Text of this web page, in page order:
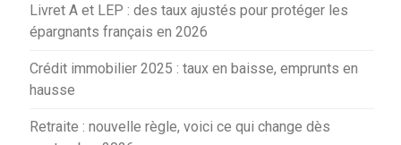
Livret A et LEP : des taux ajustés pour protéger les
épargnants français en 2026
Crédit immobilier 2025 : taux en baisse, emprunts en
hausse
Retraite : nouvelle règle, voici ce qui change dès